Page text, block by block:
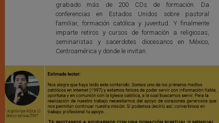
grabado más de 200 CDs de formación. Da
conferencias en Estados Unidos sobre pastoral
familiar, formación católica y juventud. Y finalmente
imparte retiros y cursos de formación a religiosas,
seminaristas y sacerdotes diocesanos en México,
Centroamérica y donde le invitan.